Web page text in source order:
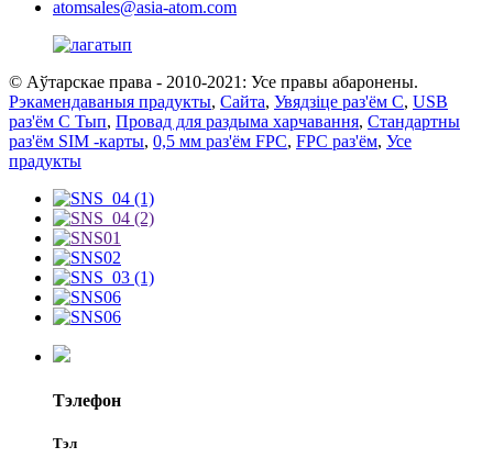
atomsales@asia-atom.com
© Аўтарскае права - 2010-2021: Усе правы абаронены.
Рэкамендаваныя прадукты, Сайта, Увядзіце раз'ём C, USB
раз'ём C Тып, Провад для раздыма харчавання, Стандартны
раз'ём SIM -карты, 0,5 мм раз'ём FPC, FPC раз'ём, Усе
прадукты
Тэлефон
Тэл